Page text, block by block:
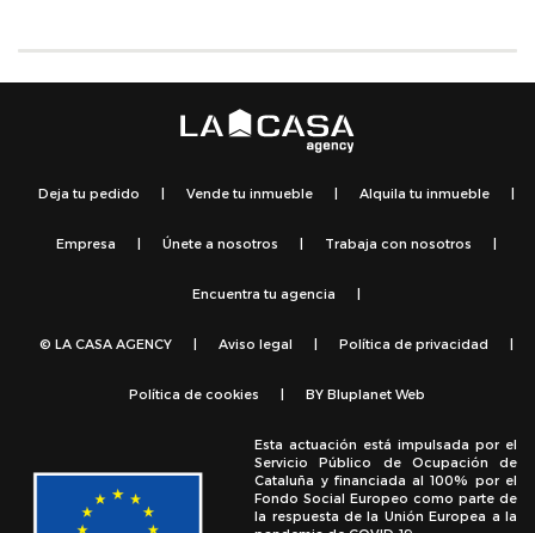
Deja tu pedido | Vende tu inmueble | Alquila tu inmueble |
Empresa | Únete a nosotros | Trabaja con nosotros |
Encuentra tu agencia |
© LA CASA AGENCY | Aviso legal | Política de privacidad |
Política de cookies | BY Bluplanet Web
Esta actuación está impulsada por el
Servicio Público de Ocupación de
Cataluña y financiada al 100% por el
Fondo Social Europeo como parte de
la respuesta de la Unión Europea a la